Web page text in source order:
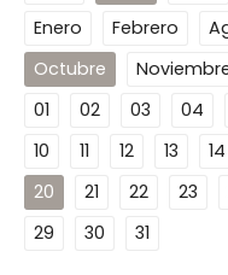
Enero
Febrero
Octubre
01
02 03 04
10
11 12 13 14
20
21 22 23
29
30 31